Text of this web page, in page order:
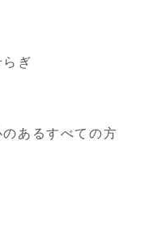
ぎ
あるすべての方